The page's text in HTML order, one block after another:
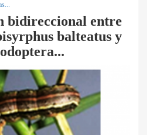
bidireccional entre
balteatus y